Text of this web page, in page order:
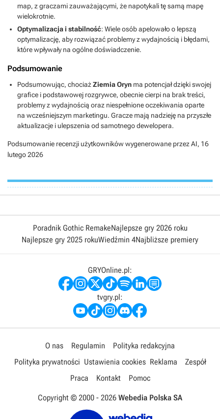
map, z graczami zauważającymi, że napotykali tę samą mapę
wielokrotnie.
Optymalizacja i stabilność: Wiele osób apelowało o lepszą
optymalizację, aby rozwiązać problemy z wydajnością i błędami,
które wpływały na ogólne doświadczenie.
Podsumowanie
Podsumowując, chociażZiemia Oryn ma potencjał dzięki swojej
grafice i podstawowej rozgrywce, obecnie cierpi na brak treści,
problemy z wydajnością oraz niespełnione oczekiwania oparte
na wcześniejszym marketingu. Gracze mają nadzieję na przyszłe
aktualizacje i ulepszenia od samotnego dewelopera.
Podsumowanie recenzji użytkowników wygenerowane przez AI, 16
lutego 2026
Poradnik Gothic RemakeNajlepsze gry 2026 roku
Najlepsze gry 2025 rokuWiedźmin 4Najbliższe premiery
GRYOnline.pl:
tvgry.pl:
O nas Regulamin
Polityka redakcyjna
Polityka prywatności Ustawienia cookies Reklama
Zespół
Praca
Kontakt Pomoc
Copyright © 2000 - 2026 Webedia Polska SA